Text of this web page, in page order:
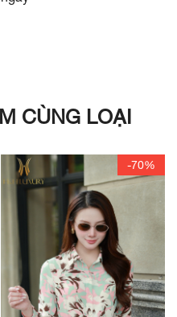
CÙNG LOẠI
-70%